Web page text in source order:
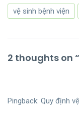
vệ sinh bệnh viện
2 thoughts on “
Pingback: Quy định